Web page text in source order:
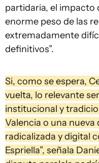
partidaria, el impacto
enorme peso de las
extremadamente
definitivos”.
Si, como se espera,
vuelta, lo relevante
institucional y
Valencia o una
radicalizada y digital
Espriella”, señala